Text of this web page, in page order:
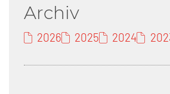
Archiv
2026 2025 2024